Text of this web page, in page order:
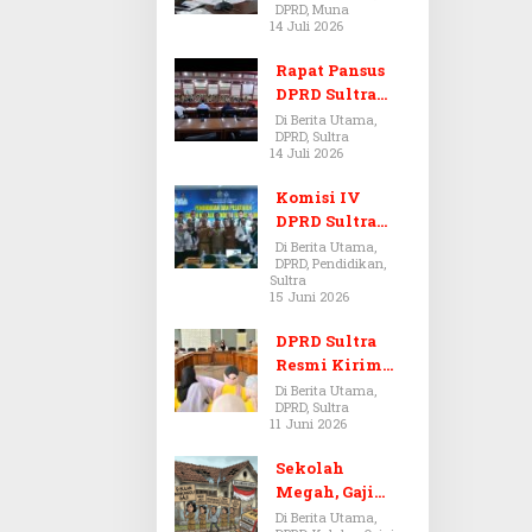
Dugaan Jual
Beli Tanah
Bermasalah di
Muna
DPRD, Muna
14 Juli 2026
Rapat Pansus
DPRD Sultra
Diskors Dua
Kali Akibat
Ketidakhadira
n Pj Sekda
Di Berita Utama,
DPRD, Sultra
14 Juli 2026
Komisi IV
DPRD Sultra
Kawal Hak
Guru,
Rencanakan
Pendidikan
Di Berita Utama,
DPRD, Pendidikan,
Sultra
15 Juni 2026
DPRD Sultra
Resmi Kirim
Aspirasi Tolak
Peraturan
BPOM No. 5
Tahun 2026 ke
Komisi IX DPR
Di Berita Utama,
DPRD, Sultra
11 Juni 2026
Sekolah
Megah, Gaji
Guru Berdarah-
Di Berita Utama,